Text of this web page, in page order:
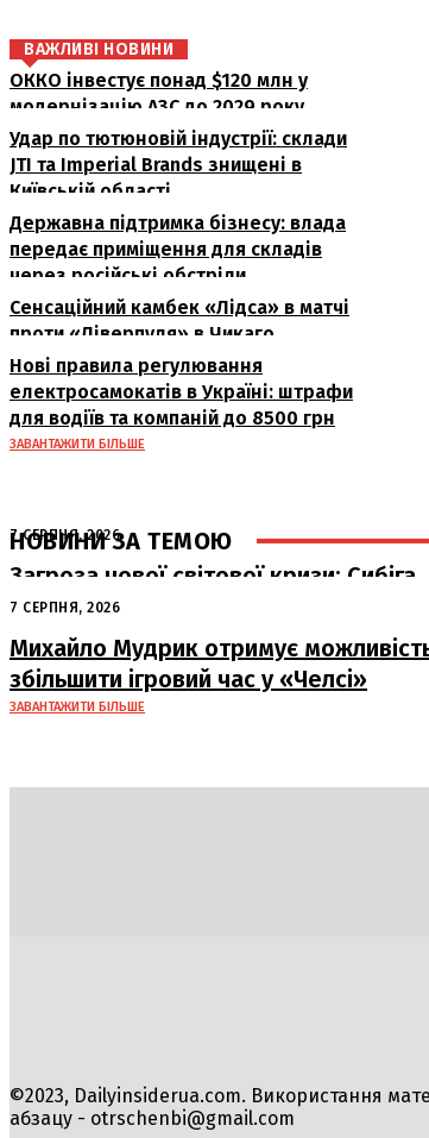
ВАЖЛИВІ НОВИНИ
ОККО інвестує понад $120 млн у
модернізацію АЗС до 2029 року
Удар по тютюновій індустрії: склади
JTI та Imperial Brands знищені в
Київській області
Державна підтримка бізнесу: влада
передає приміщення для складів
через російські обстріли
Сенсаційний камбек «Лідса» в матчі
проти «Ліверпуля» в Чикаго
Нові правила регулювання
електросамокатів в Україні: штрафи
для водіїв та компаній до 8500 грн
ЗАВАНТАЖИТИ БІЛЬШЕ
НОВИНИ ЗА ТЕМОЮ
7 СЕРПНЯ, 2026
Загроза нової світової кризи: Сибіга
попередив про наслідки атак РФ на
судна
7 СЕРПНЯ, 2026
Михайло Мудрик отримує
збільшити ігровий час у «Челсі»
ЗАВАНТАЖИТИ БІЛЬШЕ
©2023, Dailyinsiderua.com. Використання
абзацу - otrschenbi@gmail.com